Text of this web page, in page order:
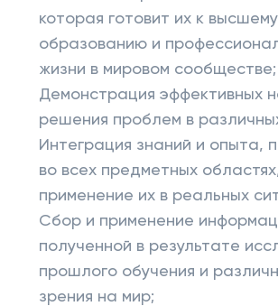
которая готовит их к высшему
образованию и
жизни в мировом сообществе;
Демонстрация эффективных
решения проблем в
Интеграция знаний и опыта,
во всех предметных
применение их в реальных
Сбор и применение
полученной в результате
прошлого обучения и
зрения на мир;